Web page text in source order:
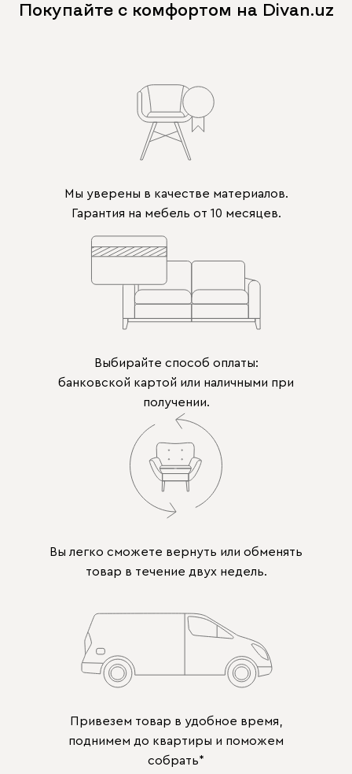
Покупайте с комфортом на Divan.uz
Мы уверены в качестве материалов.
Гарантия на мебель от 10 месяцев.
Выбирайте способ оплаты:
банковской картой или наличными при
получении.
Вы легко сможете вернуть или обменять
товар в течение двух недель.
Привезем товар в удобное время,
поднимем до квартиры и поможем
собрать*